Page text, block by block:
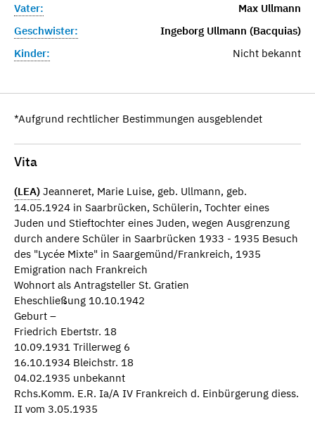
Vater:
Max Ullmann
Geschwister:
Ingeborg Ullmann (Bacquias)
Kinder:
Nicht bekannt
*Aufgrund rechtlicher Bestimmungen ausgeblendet
Vita
(LEA) Jeanneret, Marie Luise, geb. Ullmann, geb.
14.05.1924 in Saarbrücken, Schülerin, Tochter eines
Juden und Stieftochter eines Juden, wegen Ausgrenzung
durch andere Schüler in Saarbrücken 1933 - 1935 Besuch
des "Lycée Mixte" in Saargemünd/Frankreich, 1935
Emigration nach Frankreich
Wohnort als Antragsteller St. Gratien
Eheschließung 10.10.1942
Geburt –
Friedrich Ebertstr. 18
10.09.1931 Trillerweg 6
16.10.1934 Bleichstr. 18
04.02.1935 unbekannt
Rchs.Komm. E.R. Ia/A IV Frankreich d. Einbürgerung diess.
II vom 3.05.1935